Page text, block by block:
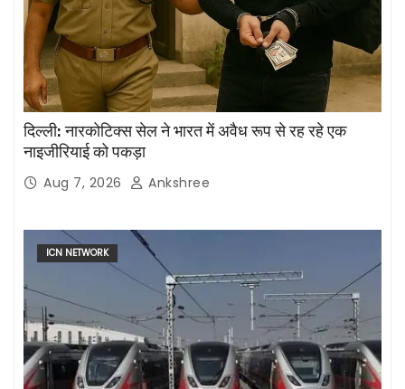
दिल्ली: नारकोटिक्स सेल ने भारत में अवैध रूप से रह रहे एक
नाइजीरियाई को पकड़ा
Aug 7, 2026 Ankshree
ICN NETWORK